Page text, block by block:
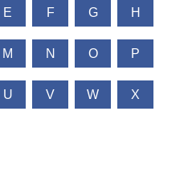
E F G H
M N O P
U V W X